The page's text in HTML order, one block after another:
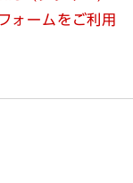
ォームをご利用